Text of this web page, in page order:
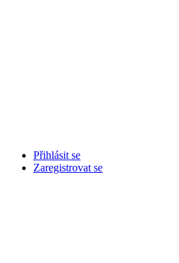
Přihlásit se
Zaregistrovat se